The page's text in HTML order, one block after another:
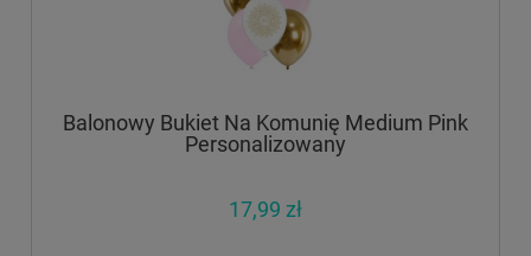
Balonowy Bukiet Na Komunię Medium Pink
Personalizowany
17,99 zł